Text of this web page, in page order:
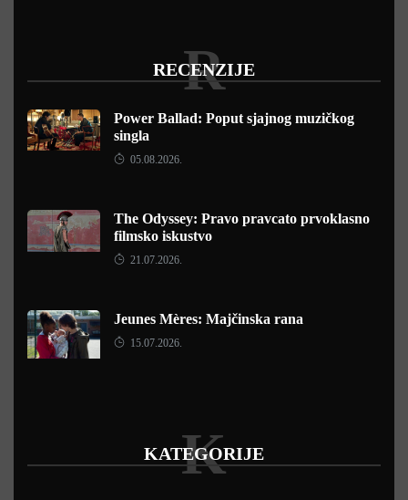
RECENZIJE
R
Power Ballad: Poput sjajnog muzičkog
singla
05.08.2026.
The Odyssey: Pravo pravcato prvoklasno
filmsko iskustvo
21.07.2026.
Jeunes Mères: Majčinska rana
15.07.2026.
KATEGORIJE
K